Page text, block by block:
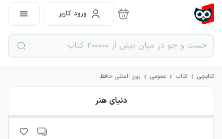
ورود کاربر
کتابچی › کتاب › عمومی › بین المللی حافظ
دنیای هنر